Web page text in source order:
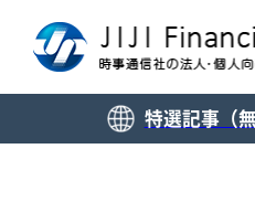
特選記事（無